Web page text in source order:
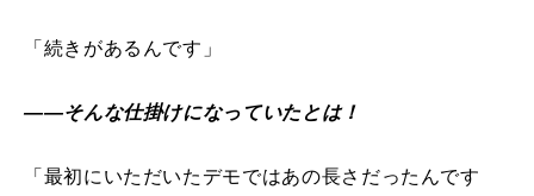
「続きがあるんです」
――そんな仕掛けになっていたとは！
「最初にいただいたデモではあの長さだったんです